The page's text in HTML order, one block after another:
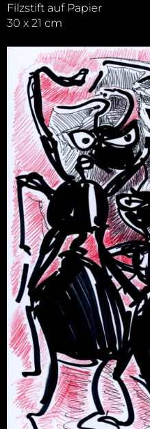
Filzstift auf Papier
30 x 21 cm